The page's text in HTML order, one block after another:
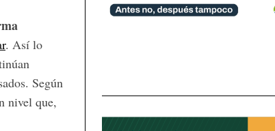
. Así lo
Según
nivel que,